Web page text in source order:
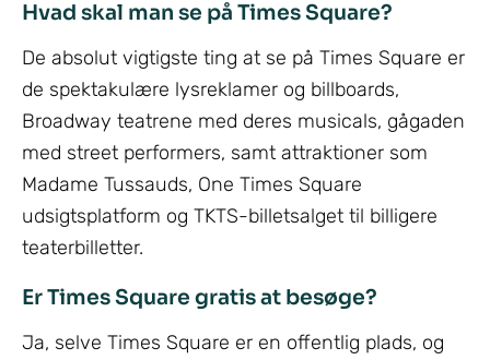
Hvad skal man se på Times Square?
De absolut vigtigste ting at se på Times Square er
de spektakulære lysreklamer og billboards,
Broadway teatrene med deres musicals, gågaden
med street performers, samt attraktioner som
Madame Tussauds, One Times Square
udsigtsplatform og TKTS-billetsalget til billigere
teaterbilletter.
Er Times Square gratis at besøge?
Ja, selve Times Square er en offentlig plads, og